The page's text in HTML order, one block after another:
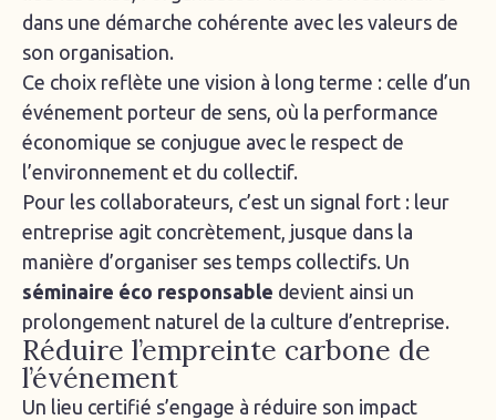
dans une démarche cohérente avec les valeurs de
son organisation.
Ce choix reflète une vision à long terme : celle d’un
événement porteur de sens, où la performance
économique se conjugue avec le respect de
l’environnement et du collectif.
Pour les collaborateurs, c’est un signal fort : leur
entreprise agit concrètement, jusque dans la
manière d’organiser ses temps collectifs. Un
séminaire éco responsable devient ainsi un
prolongement naturel de la culture d’entreprise.
Réduire l’empreinte carbone de
l’événement
Un lieu certifié s’engage à réduire son impact